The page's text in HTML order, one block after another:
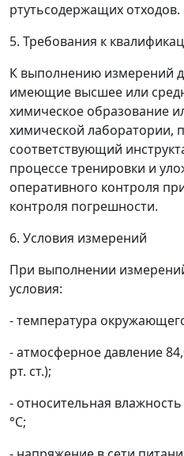
ртутьсодержащих отходов.
5. Требования к
К выполнению измерений
имеющие высшее или
химическое образование
химической лаборатории,
соответствующий
процессе тренировки и
оперативного контроля
контроля погрешности.
6. Условия измерений
При выполнении
условия:
- температура
- атмосферное давление
рт. ст.);
- относительная
°С;